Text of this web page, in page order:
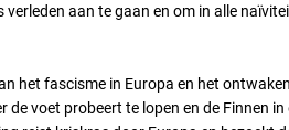
aan te gaan en om in alle
fascisme in Europa en het
voet probeert te lopen en de Finnen